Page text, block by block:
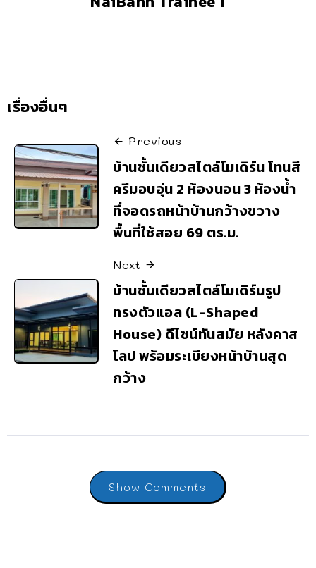
เรื่องอื่นๆ
Previous
บ้านชั้นเดียวสไตล์โมเดิร์น โทนสี
ครีมอบอุ่น 2 ห้องนอน 3 ห้องน้ำ
ที่จอดรถหน้าบ้านกว้างขวาง
พื้นที่ใช้สอย 69 ตร.ม.
Next
บ้านชั้นเดียวสไตล์โมเดิร์นรูป
ทรงตัวแอล (L-Shaped
House) ดีไซน์ทันสมัย หลังคาส
โลป พร้อมระเบียงหน้าบ้านสุด
กว้าง
Show Comments